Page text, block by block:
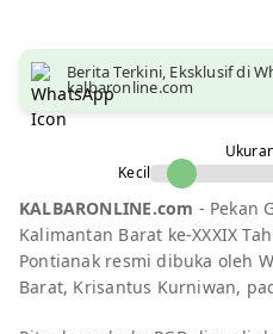
Berita Terkini, Eksklusif di
kalbaronline.com
Kecil
KALBARONLINE.com - Pekan
Kalimantan Barat ke-XXXIX
Pontianak resmi dibuka oleh
Barat, Krisantus Kurniwan,